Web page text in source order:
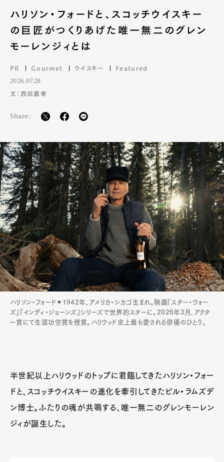
ハリソン・フォードと、スコッチウイスキー
の巨匠がつくりあげた唯一無二のグレン
モーレンジィとは
PR Gourmet ウイスキー Featured
2026.07.28
文：西田嘉孝
Share:
ハリソン・フォード⚫︎1942年、アメリカ・シカゴ生まれ。映画『スター・ウォー
ズ』『インディ・ジョーンズ』シリーズで世界的スターに。2026年3月、アクタ
ー賞にて生涯功労賞を授賞。ハリウッド史上最も愛される俳優のひとり。
半世紀以上ハリウッドのトップに君臨してきたハリソン・フォー
ドと、スコッチウイスキーの進化を牽引してきたビル・ラムズデ
ン博士。ふたりの魂が共鳴する、唯一無二のグレンモーレン
ジィが誕生した。